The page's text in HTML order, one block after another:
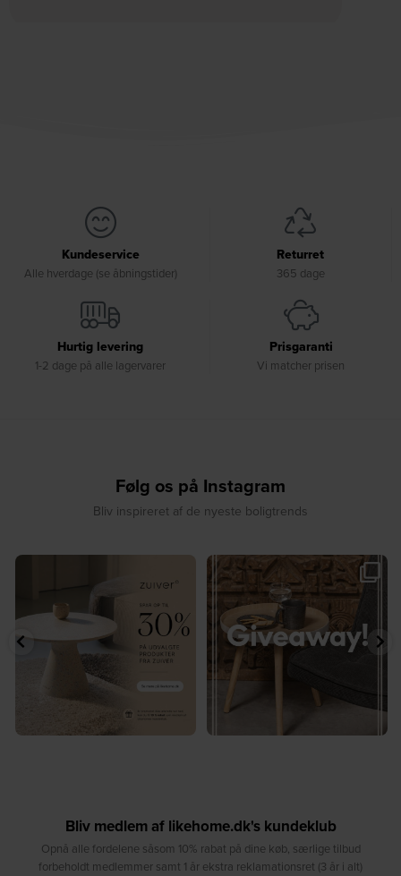
Kundeservice
Alle hverdage (se åbningstider)
Returret
365 dage
Hurtig levering
1-2 dage på alle lagervarer
Prisgaranti
Vi matcher prisen
Følg os på Instagram
Bliv inspireret af de nyeste boligtrends
4
🎉 GIVEAWAY 🎉⁠
Vind det stilfulde Sasha...
236 256
Bliv medlem af likehome.dk's kundeklub
Opnå alle fordelene såsom 10% rabat på dine køb, særlige tilbud
forbeholdt medlemmer samt 1 år ekstra reklamationsret (3 år i alt)